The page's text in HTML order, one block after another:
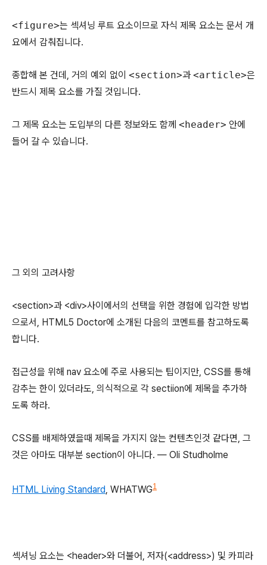
<figure>는 섹셔닝 루트 요소이므로 자식 제목 요소는 문서 개
요에서 감춰집니다.
종합해 본 건데, 거의 예외 없이 <section>과 <article>은
반드시 제목 요소를 가질 것입니다.
그 제목 요소는 도입부의 다른 정보와도 함께 <header> 안에
들어 갈 수 있습니다.
그 외의 고려사항
<section>과 <div>사이에서의 선택을 위한 경험에 입각한 방법
으로서, HTML5 Doctor에 소개된 다음의 코멘트를 참고하도록
합니다.
접근성을 위해 nav 요소에 주로 사용되는 팁이지만, CSS를 통해
감추는 한이 있더라도, 의식적으로 각 sectiion에 제목을 추가하
도록 하라.
CSS를 배제하였을때 제목을 가지지 않는 컨텐츠인것 같다면, 그
것은 아마도 대부분 section이 아니다. — Oli Studholme
HTML Living Standard, WHATWG1
섹셔닝 요소는 <header>와 더불어, 저자(<address>) 및 카피라